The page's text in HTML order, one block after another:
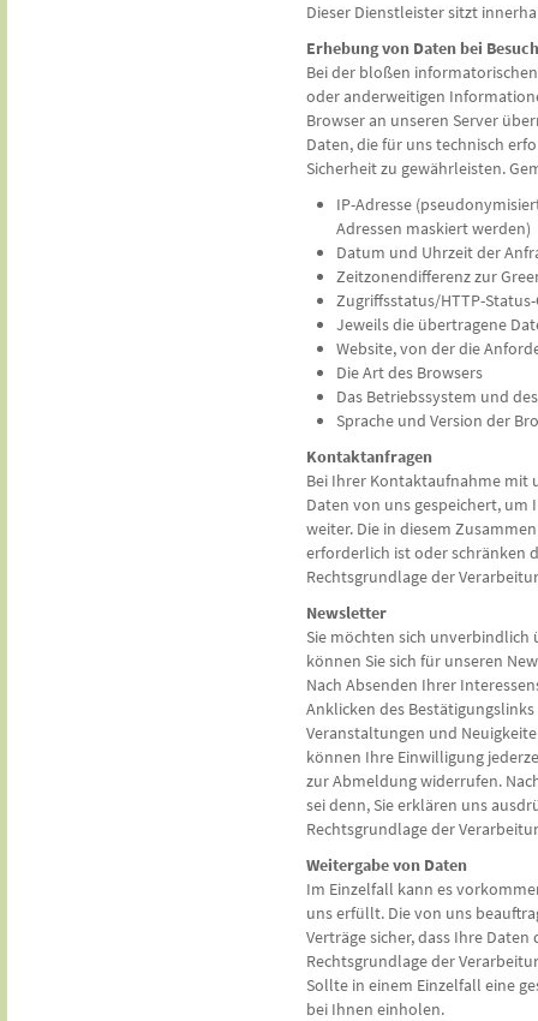
Dieser Dienstleister sitzt
Erhebung von Daten bei
Bei der bloßen
oder anderweitigen
Browser an unseren Server
Daten, die für uns technisch
Sicherheit zu gewährleisten.
IP-Adresse
Adressen maskiert werden)
Datum und Uhrzeit der
Zeitzonendifferenz zur
Zugriffsstatus/HTTP-
Jeweils die übertragene
Website, von der die
Die Art des Browsers
Das Betriebssystem und
Sprache und Version der
Kontaktanfragen
Bei Ihrer Kontaktaufnahme mit
Daten von uns gespeichert, um
weiter. Die in diesem
erforderlich ist oder schränken
Rechtsgrundlage der
Newsletter
Sie möchten sich
können Sie sich für unseren
Nach Absenden Ihrer
Anklicken des
Veranstaltungen und
können Ihre Einwilligung
zur Abmeldung widerrufen.
sei denn, Sie erklären uns
Rechtsgrundlage der
Weitergabe von Daten
Im Einzelfall kann es
uns erfüllt. Die von uns
Verträge sicher, dass Ihre
Rechtsgrundlage der
Sollte in einem Einzelfall eine
bei Ihnen einholen.